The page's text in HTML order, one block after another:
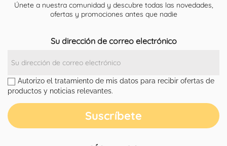
Únete a nuestra comunidad y descubre todas las novedades,
ofertas y promociones antes que nadie
Su dirección de correo electrónico
Autorizo el tratamiento de mis datos para recibir ofertas de
productos y noticias relevantes.